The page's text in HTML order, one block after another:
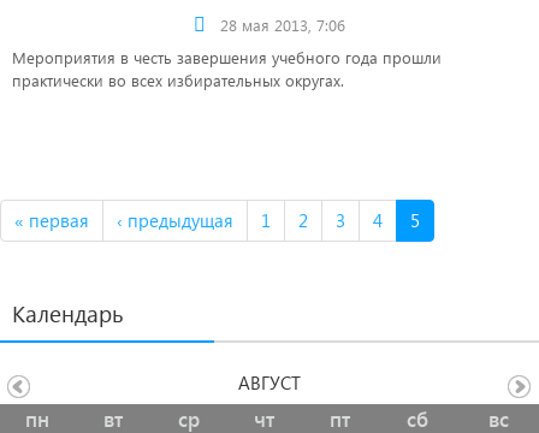
28 мая 2013, 7:06
Мероприятия в честь завершения учебного года прошли
практически во всех избирательных округах.
« первая ‹ предыдущая 1 2 3 4 5
Календарь
пн вт ср чт пт сб вс
АВГУСТ